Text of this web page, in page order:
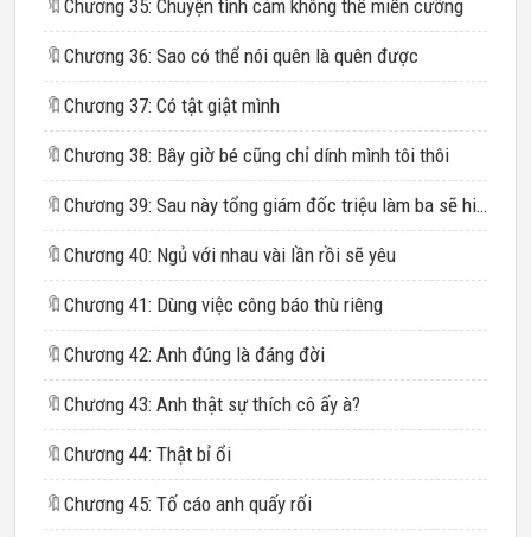
🔖 Chương 35: Chuyện tình cảm không thể miễn cưỡng
🔖 Chương 36: Sao có thể nói quên là quên được
🔖 Chương 37: Có tật giật mình
🔖 Chương 38: Bây giờ bé cũng chỉ dính mình tôi thôi
🔖 Chương 39: Sau này tổng giám đốc triệu làm ba sẽ hiểu
🔖 Chương 40: Ngủ với nhau vài lần rồi sẽ yêu
🔖 Chương 41: Dùng việc công báo thù riêng
🔖 Chương 42: Anh đúng là đáng đời
🔖 Chương 43: Anh thật sự thích cô ấy à?
🔖 Chương 44: Thật bỉ ổi
🔖 Chương 45: Tố cáo anh quấy rối